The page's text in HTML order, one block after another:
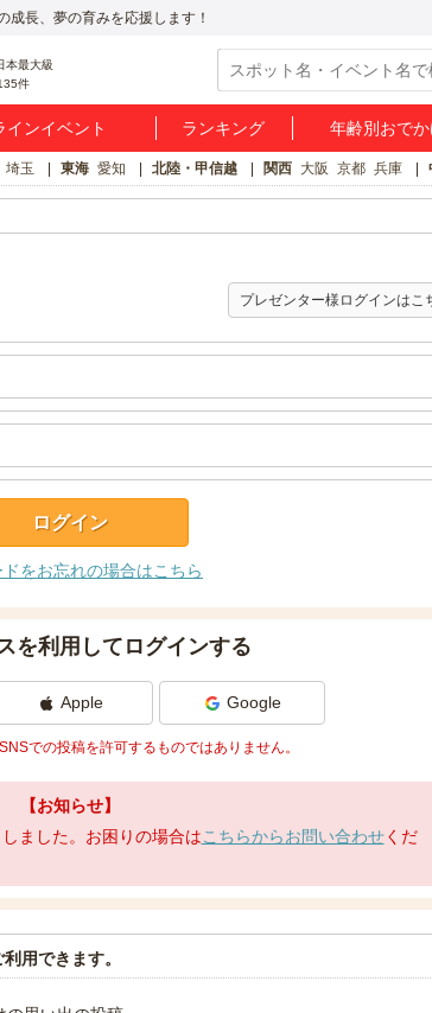
長、夢の育みを応援します！
件
インイベント ランキング 年齢別おでか
埼玉 東海 愛知 北陸・甲信越 関西 大阪 京都 兵庫
プレゼンター様ログインはこ
をお忘れの場合はこちら
を利用してログインする
Apple Google
での投稿を許可するものではありません。
【お知らせ】
ました。お困りの場合はこちらからお問い合わせくだ
用できます。